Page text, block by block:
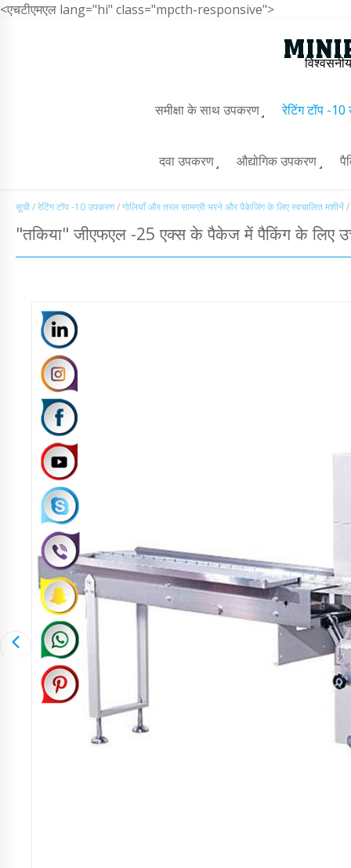
<एचटीएमएल lang="hi" class="mpcth-responsive">
समीक्षा के साथ उपकरण रेटिंग टॉप -
दवा उपकरण औद्योगिक उपकरण
सूची/रेटिंग टॉप -10 उपकरण/गोलियाँ और तरल सामग्री भरने और पैकेजिंग के लिए स्वचालित मशीनें/
"तकिया" जीएफएल -25 एक्स के पैकेज में पैकिंग के लिए